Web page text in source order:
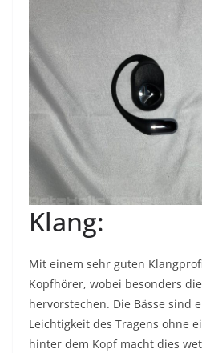
Klang:
Mit einem sehr guten
Kopfhörer, wobei besonders
hervorstechen. Die Bässe sind
Leichtigkeit des Tragens ohne
hinter dem Kopf macht dies